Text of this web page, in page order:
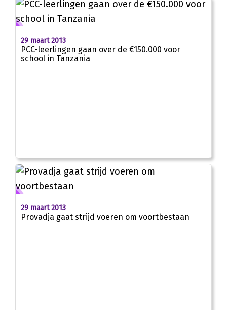
29 maart 2013
PCC-leerlingen gaan over de €150.000 voor
school in Tanzania
29 maart 2013
Provadja gaat strijd voeren om voortbestaan